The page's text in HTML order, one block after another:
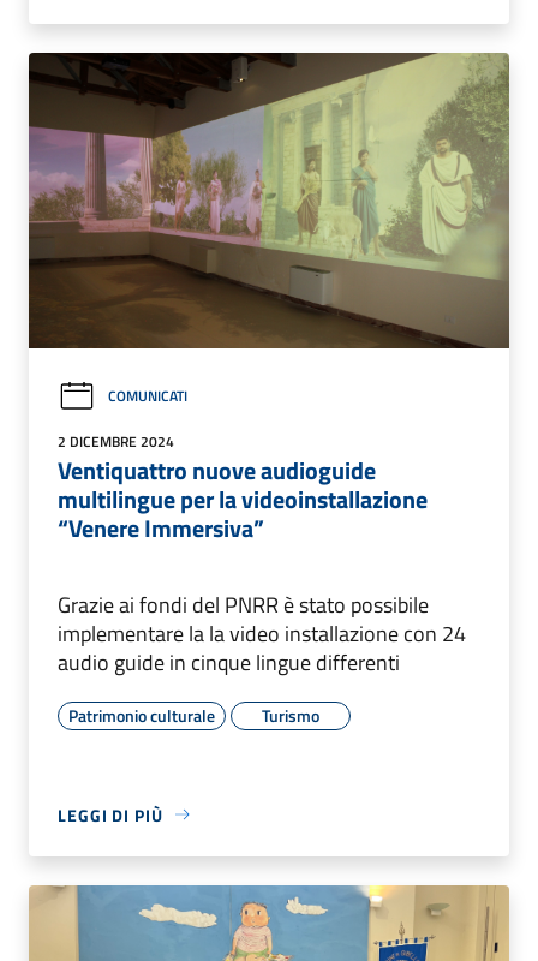
COMUNICATI
2 DICEMBRE 2024
Ventiquattro nuove audioguide
multilingue per la videoinstallazione
“Venere Immersiva”
Grazie ai fondi del PNRR è stato possibile
implementare la la video installazione con 24
audio guide in cinque lingue differenti
Patrimonio culturale Turismo
LEGGI DI PIÙ